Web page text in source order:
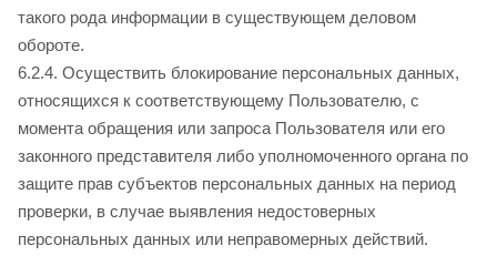
такого рода информации в существующем деловом
обороте.
6.2.4. Осуществить блокирование персональных данных,
относящихся к соответствующему Пользователю, с
момента обращения или запроса Пользователя или его
законного представителя либо уполномоченного органа по
защите прав субъектов персональных данных на период
проверки, в случае выявления недостоверных
персональных данных или неправомерных действий.